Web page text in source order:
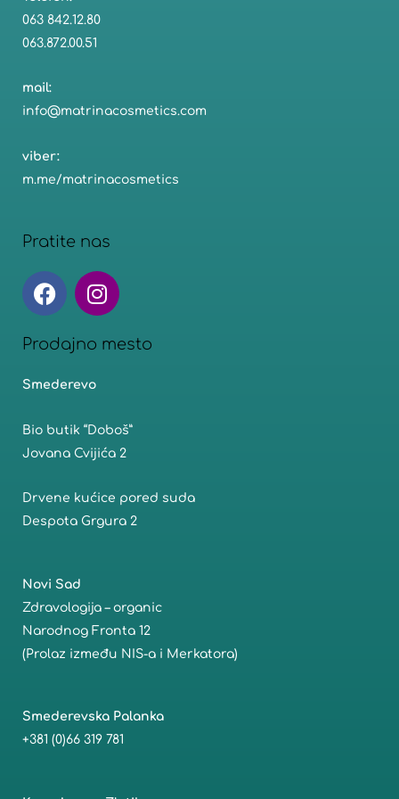
063 842.12.80
063.872.00.51
mail:
info@matrinacosmetics.com
viber:
m.me/matrinacosmetics
Pratite nas
F
a
e
o
k
I
n
t
g
a
m
Prodajno mesto
Smederevo
Bio butik “Doboš”
Jovana Cvijića 2
Drvene kućice pored suda
Despota Grgura 2
Novi Sad
Zdravologija – organic
Narodnog Fronta 12
(Prolaz između NIS-a i Merkatora)
Smederevska Palanka
+381 (0)66 319 781